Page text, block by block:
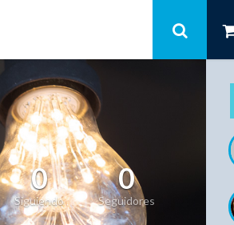
0
Siguiendo
0
Seguidores